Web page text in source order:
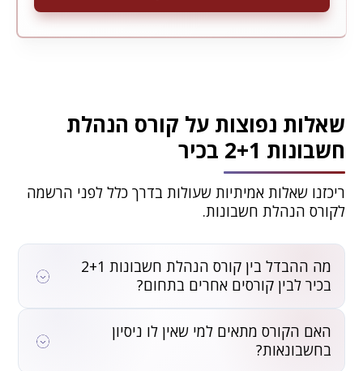
שאלות נפוצות על קורס הנהלת
חשבונות 2+1 בכיר
ריכזנו שאלות אמיתיות שעולות בדרך כלל לפני הרשמה
לקורס הנהלת חשבונות.
מה ההבדל בין קורס הנהלת חשבונות 2+1
בכיר לבין קורסים אחרים בתחום?
סוג 1 וגם את רמת סוג 2, יחד עם הכשרה מתקדמת. בסיומו ניתן
לגשת לבחינות ההסמכה של משרד העבודה לקבלת שתי
האם הקורס מתאים למי שאין לו ניסיון
בחשבונאות?